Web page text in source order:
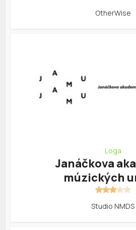
OtherWise
Loga
Janáčkova
múzických
Studio NMDS